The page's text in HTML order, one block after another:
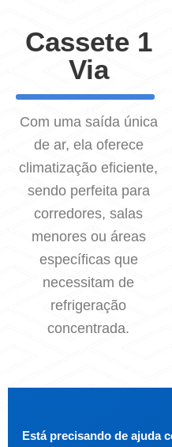
Cassete 1
Via
Com uma saída única
de ar, ela oferece
climatização eficiente,
sendo perfeita para
corredores, salas
menores ou áreas
específicas que
necessitam de
refrigeração
concentrada.
Está precisando de ajuda